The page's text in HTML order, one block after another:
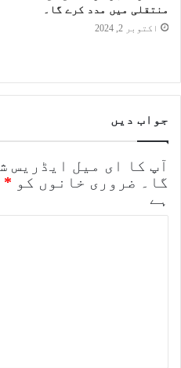
منتقلی میں مدد کرے گا۔
اکتوبر 2, 2024
جواب دیں
آپ کا ای میل ایڈریس
گا۔
ضروری خانوں کو *
ہے